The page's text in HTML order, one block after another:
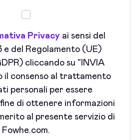
Privacyai sensi del
e del Regolamento (UE)
cliccando su "INVIA
il consenso al trattamento
personali per essere
di ottenere informazioni
al presente servizio di
Fowhe.com.